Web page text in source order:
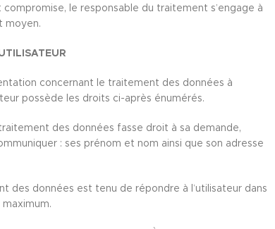
compromise, le responsable du traitement s’engage à
moyen.
concernant le traitement des données à
possède les droits ci-après énumérés.
des données fasse droit à sa demande,
: ses prénom et nom ainsi que son adresse
des données est tenu de répondre à l’utilisateur dans